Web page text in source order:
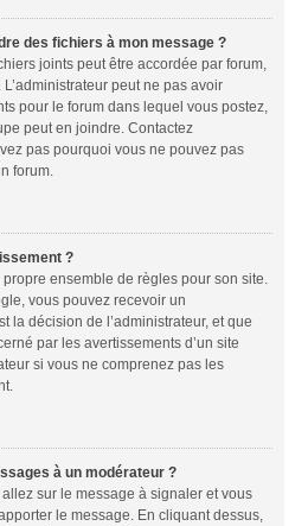
des fichiers à mon message ?
joints peut être accordée par forum,
peut ne pas avoir
pour le forum dans lequel vous postez,
peut en joindre. Contactez
pas pourquoi vous ne pouvez pas
forum.
?
ensemble de règles pour son site.
vous pouvez recevoir un
la décision de l’administrateur, et que
par les avertissements d’un site
si vous ne comprenez pas les
à un modérateur ?
allez sur le message à signaler et vous
le message. En cliquant dessus,